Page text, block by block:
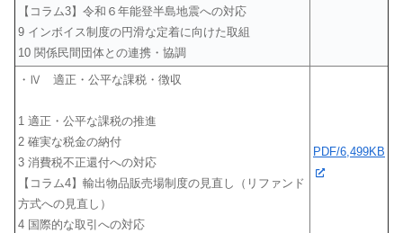
【コラム3】令和６年能登半島地震への対応
9 インボイス制度の円滑な定着に向けた取組
10 関係民間団体との連携・協調
・Ⅳ 適正・公平な課税・徴収
1 適正・公平な課税の推進
2 確実な税金の納付
3 消費税不正還付への対応
【コラム4】輸出物品販売場制度の見直し（リファンド
方式への見直し）
4 国際的な取引への対応
PDF/6,499KB